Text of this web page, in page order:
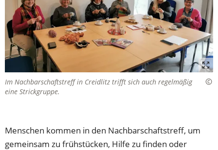
Im Nachbarschaftstreff in Creidlitz trifft sich auch regelmäßig
eine Strickgruppe.
Menschen kommen in den Nachbarschaftstreff, um
gemeinsam zu frühstücken, Hilfe zu finden oder